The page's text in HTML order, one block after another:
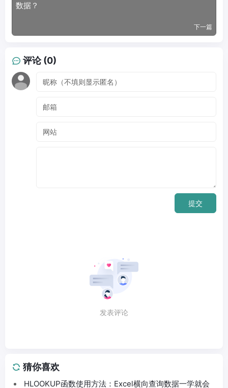
数据？
下一篇
评论 (0)
提交
发表评论
猜你喜欢
HLOOKUP函数使用方法：Excel横向查询数据一学就会